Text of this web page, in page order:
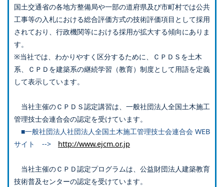
国土交通省の各地方整備局や一部の道府県及び市町村では公共
工事等の入札における総合評価方式の技術評価項目として採用
されており、行政機関等における採用が拡大する傾向にありま
す。
※当社では、わかりやすく区分するために、ＣＰＤＳを土木
系、ＣＰＤを建築系の継続学習（教育）制度として用語を定義
して表示しています。
当社主催のＣＰＤＳ認定講習は、一般社団法人全国土木施工
管理技士会連合会の認定を受けています。
■一般社団法人社団法人全国土木施工管理技士会連合会 WEB
サイト --> http://www.ejcm.or.jp
当社主催のＣＰＤ認定プログラムは、公益財団法人建築教育
技術普及センターの認定を受けています。